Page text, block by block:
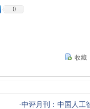
0
收藏
·中评月刊：中国人工